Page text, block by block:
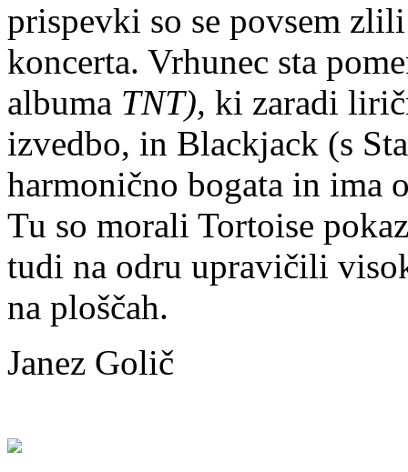
prispevki so se povsem
koncerta. Vrhunec sta
albuma TNT), ki zaradi
izvedbo, in Blackjack (s
harmonično bogata in ima
Tu so morali Tortoise
tudi na odru upravičili
na ploščah.
Janez Golič